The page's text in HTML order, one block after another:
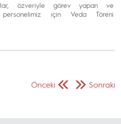
özveriyle görev yapan ve
için Veda Töreni
Önceki Sonraki